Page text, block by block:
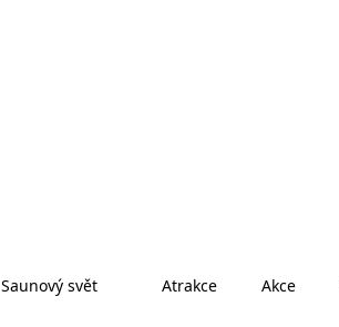
Saunový svět Atrakce Akce